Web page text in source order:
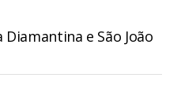
e São João